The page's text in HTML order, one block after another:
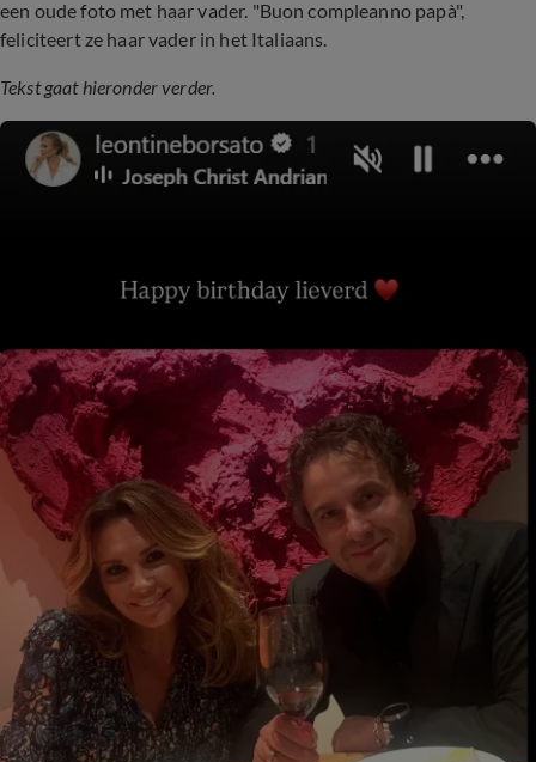
een oude foto met haar vader. "Buon compleanno papà",
feliciteert ze haar vader in het Italiaans.
Tekst gaat hieronder verder.